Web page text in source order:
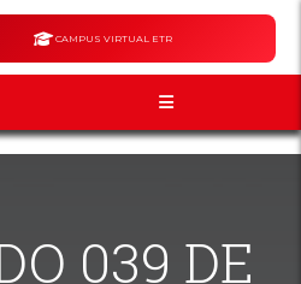
CAMPUS VIRTUAL ETR